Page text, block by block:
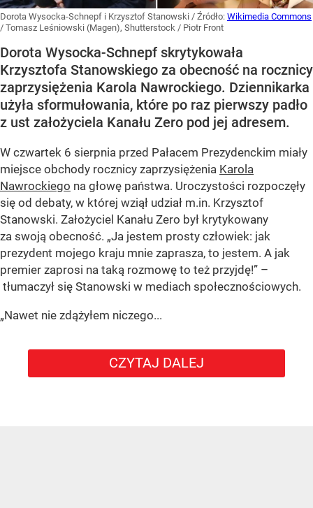
Dorota Wysocka-Schnepf i Krzysztof Stanowski / Źródło: Wikimedia Commons
/ Tomasz Leśniowski (Magen), Shutterstock / Piotr Front
Dorota Wysocka-Schnepf skrytykowała
Krzysztofa Stanowskiego za obecność na rocznicy
zaprzysiężenia Karola Nawrockiego. Dziennikarka
użyła sformułowania, które po raz pierwszy padło
z ust założyciela Kanału Zero pod jej adresem.
W czwartek 6 sierpnia przed Pałacem Prezydenckim miały
miejsce obchody rocznicy zaprzysiężenia Karola
Nawrockiego na głowę państwa. Uroczystości rozpoczęły
się od debaty, w której wziął udział m.in. Krzysztof
Stanowski. Założyciel Kanału Zero był krytykowany
za swoją obecność. „Ja jestem prosty człowiek: jak
prezydent mojego kraju mnie zaprasza, to jestem. A jak
premier zaprosi na taką rozmowę to też przyjdę!” –
tłumaczył się Stanowski w mediach społecznościowych.
„Nawet nie zdążyłem niczego...
CZYTAJ DALEJ